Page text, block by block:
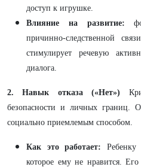
доступ к игрушке.
Влияние на развитие:
причинно-следственной
стимулирует речевую
диалога.
2. Навык отказа («Нет»)
безопасности и личных границ.
социально приемлемым способом.
Как это работает: Ребенку
которое ему не нравится. Его